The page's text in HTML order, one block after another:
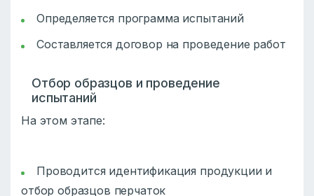
Определяется программа испытаний
Составляется договор на проведение работ
Отбор образцов и проведение
испытаний
На этом этапе:
Проводится идентификация продукции и
отбор образцов перчаток